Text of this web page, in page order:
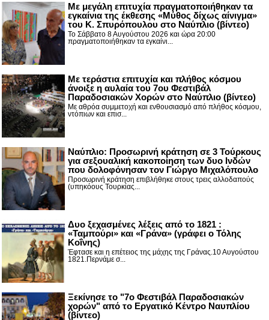
Με μεγάλη επιτυχία πραγματοποιήθηκαν τα
εγκαίνια της έκθεσης «Μύθος δίχως αίνιγμα»
του Κ. Σπυρόπουλου στο Ναύπλιο (βίντεο)
Το Σάββατο 8 Αυγούστου 2026 και ώρα 20:00
πραγματοποιήθηκαν τα εγκαίνι...
Με τεράστια επιτυχία και πλήθος κόσμου
άνοιξε η αυλαία του 7ου Φεστιβάλ
Παραδοσιακών Χορών στο Ναύπλιο (βίντεο)
Με αθρόα συμμετοχή και ενθουσιασμό από πλήθος κόσμου,
ντόπιων και επισ...
Ναύπλιο: Προσωρινή κράτηση σε 3 Τούρκους
για σεξουαλική κακοποίηση των δυο Ινδών
που δολοφόνησαν τον Γιώργο Μιχαλόπουλο
Προσωρινή κράτηση επιβλήθηκε στους τρεις αλλοδαπούς
(υπηκόους Τουρκίας...
Δυο ξεχασμένες λέξεις από το 1821 :
«Ταμπούρι» και «Γράνα» (γράφει ο Τόλης
Κοΐνης)
Έφτασε και η επέτειος της μάχης της Γράνας.10 Αυγούστου
1821.Περνάμε σ...
Ξεκίνησε το "7ο Φεστιβάλ Παραδοσιακών
χορών" από το Εργατικό Κέντρο Ναυπλίου
(βίντεο)